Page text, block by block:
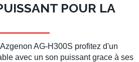
POUR LA
AG-H300S profitez d'un
avec un son puissant grace à ses